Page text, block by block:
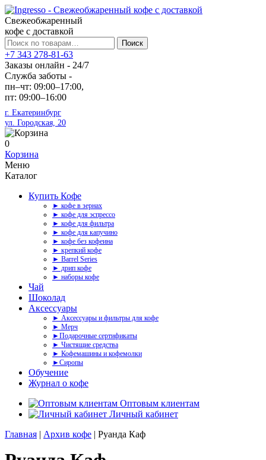
Свежеобжаренный
кофе с доставкой
Искать:
Поиск
+7 343 278-81-63
Заказы онлайн - 24/7
Служба заботы -
пн–чт: 09:00–17:00,
пт: 09:00–16:00
г. Екатеринбург
ул. Городская, 20
0
Корзина
Меню
Каталог
Купить Кофе
► кофе в зернах
► кофе для эспрессо
► кофе для фильтра
► кофе для капучино
► кофе без кофеина
► крепкий кофе
► Barrel Series
► дрип кофе
► наборы кофе
Чай
Шоколад
Аксессуары
► Аксессуары и фильтры для кофе
► Мерч
►Подарочные сертификаты
► Чистящие средства
► Кофемашины и кофемолки
►Сиропы
Обучение
Журнал о кофе
Оптовым клиентам
Личный кабинет
Главная | Архив кофе | Руанда Каф